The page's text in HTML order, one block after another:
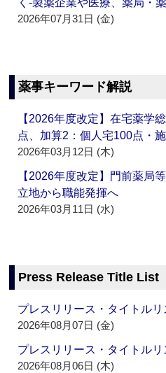
く‐製薬企業や医療、薬局・
2026年07月31日 (金)
薬事キーワード解説
【2026年度改定】在宅薬学
点、加算2：個人宅100点・
2026年03月12日 (木)
【2026年度改定】門前薬局
立地から職能発揮へ
2026年03月11日 (水)
Press Release Title List
プレスリリース・タイトル
2026年08月07日 (金)
プレスリリース・タイトル
2026年08月06日 (木)